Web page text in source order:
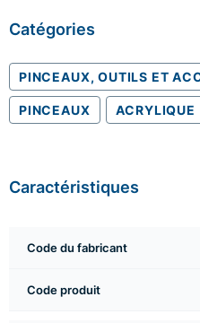
Catégories
PINCEAUX, OUTILS ET
PINCEAUX
ACRYLIQUE
Caractéristiques
Code du fabricant
Code produit